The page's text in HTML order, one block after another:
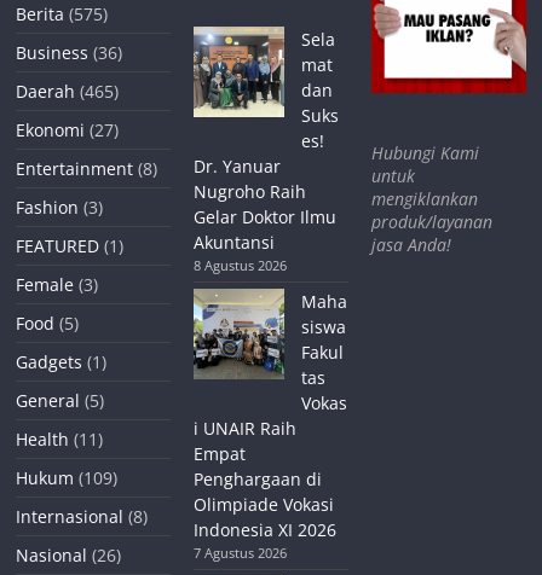
Berita (575)
Business (36)
Daerah (465)
Ekonomi (27)
Entertainment (8)
Fashion (3)
FEATURED (1)
Female (3)
Food (5)
Gadgets (1)
General (5)
Health (11)
Hukum (109)
Internasional (8)
Nasional (26)
Sela
mat
dan
Suks
es!
Dr. Yanuar
Nugroho Raih
Gelar Doktor Ilmu
Akuntansi
8 Agustus 2026
Maha
siswa
Fakul
tas
Vokas
i UNAIR Raih
Empat
Penghargaan di
Olimpiade Vokasi
Indonesia XI 2026
7 Agustus 2026
Hubungi Kami
untuk
mengiklankan
produk/layanan
jasa Anda!